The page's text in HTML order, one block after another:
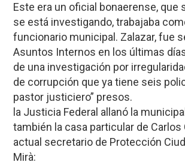
Este era un oficial bonaerense, que
se está investigando, trabajaba
funcionario municipal. Zalazar, fue
Asuntos Internos en los últimas
de una investigación por
de corrupción que ya tiene seis
pastor justiciero” presos.
la Justicia Federal allanó la
también la casa particular de Carlos
actual secretario de Protección
Mirà: